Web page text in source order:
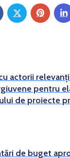
actorii
pentru
de proiecte
de buget